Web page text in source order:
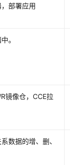
部署应用
。
镜像仓，CCE拉
数据的增、删、